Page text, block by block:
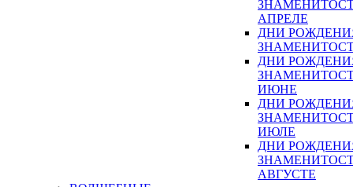
АПРЕЛЕ
ДНИ
ДНИ
ИЮНЕ
ДНИ
ИЮЛЕ
ДНИ
АВГУСТЕ